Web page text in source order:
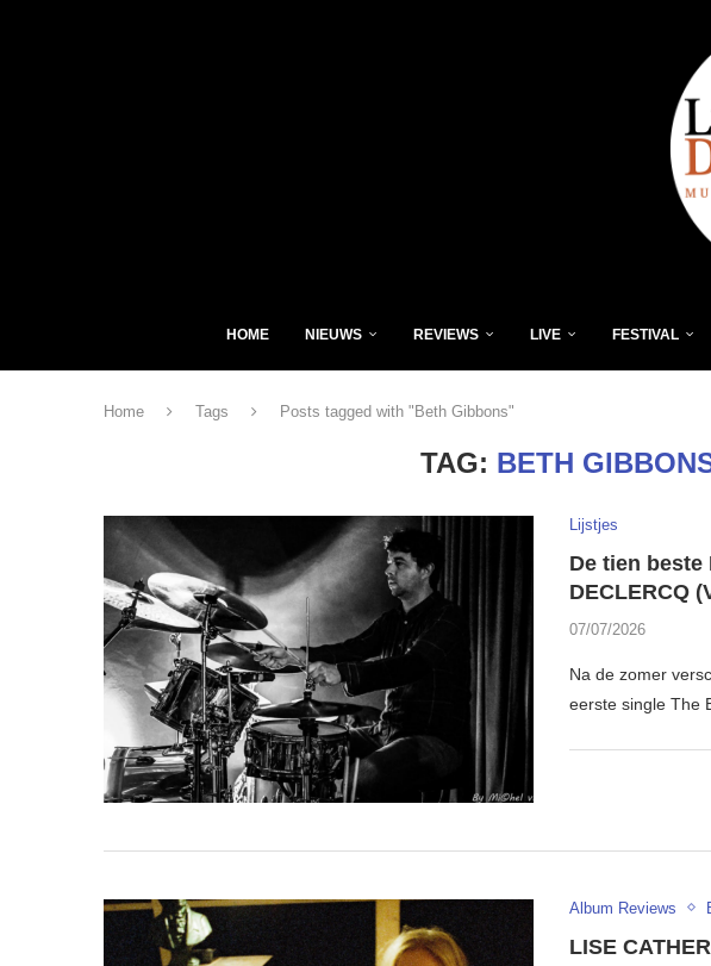
HOME NIEUWS REVIEWS LIVE FESTIVAL
Home Tags Posts tagged with "Beth Gibbons"
TAG: BETH
Lijstjes
De tien beste
DECLERCQ
07/07/2026
Na de zomer
eerste single The
Album Reviews
LISE